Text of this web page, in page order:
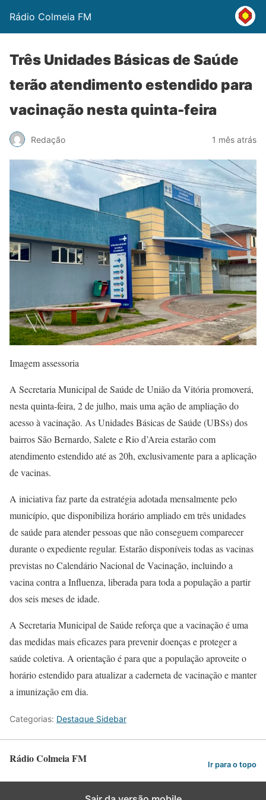
Rádio Colmeia FM
Três Unidades Básicas de Saúde
terão atendimento estendido para
vacinação nesta quinta-feira
Redação 1 mês atrás
Imagem assessoria
A Secretaria Municipal de Saúde de União da Vitória promoverá,
nesta quinta-feira, 2 de julho, mais uma ação de ampliação do
acesso à vacinação. As Unidades Básicas de Saúde (UBSs) dos
bairros São Bernardo, Salete e Rio d’Areia estarão com
atendimento estendido até as 20h, exclusivamente para a aplicação
de vacinas.
A iniciativa faz parte da estratégia adotada mensalmente pelo
município, que disponibiliza horário ampliado em três unidades
de saúde para atender pessoas que não conseguem comparecer
durante o expediente regular. Estarão disponíveis todas as vacinas
previstas no Calendário Nacional de Vacinação, incluindo a
vacina contra a Influenza, liberada para toda a população a partir
dos seis meses de idade.
A Secretaria Municipal de Saúde reforça que a vacinação é uma
das medidas mais eficazes para prevenir doenças e proteger a
saúde coletiva. A orientação é para que a população aproveite o
horário estendido para atualizar a caderneta de vacinação e manter
a imunização em dia.
Categorias: Destaque Sidebar
Rádio Colmeia FM Ir para o topo